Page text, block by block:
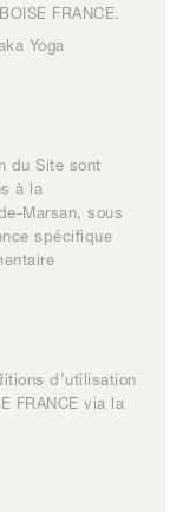
FRANCE.
Yoga
du Site sont
à la
Marsan, sous
spécifique
d’utilisation
FRANCE via la